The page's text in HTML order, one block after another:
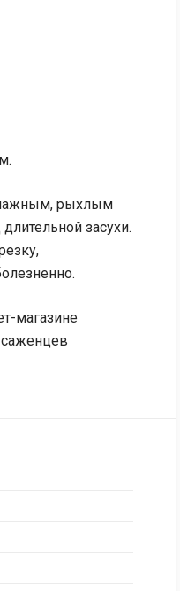
рыхлым
засухи.
магазине
саженцев